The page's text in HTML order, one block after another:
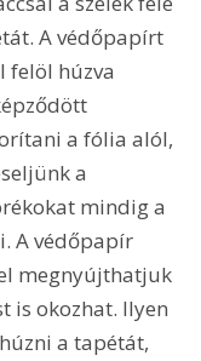
A védőpapírt
felöl húzva
a fólia alól,
a
mindig a
A védőpapír
megnyújthatjuk
is okozhat. Ilyen
a tapétát,